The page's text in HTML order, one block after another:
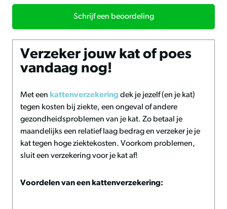
Schrijf een beoordeling
Verzeker jouw kat of poes
vandaag nog!
Met een kattenverzekering dek je jezelf (en je kat)
tegen kosten bij ziekte, een ongeval of andere
gezondheidsproblemen van je kat. Zo betaal je
maandelijks een relatief laag bedrag en verzeker je je
kat tegen hoge ziektekosten. Voorkom problemen,
sluit een verzekering voor je kat af!
Voordelen van een kattenverzekering: